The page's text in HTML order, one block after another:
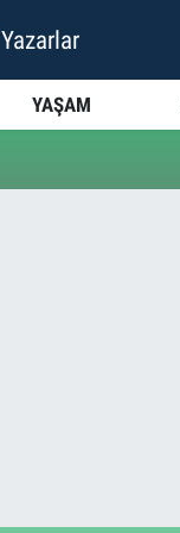
Yazarlar
YAŞAM